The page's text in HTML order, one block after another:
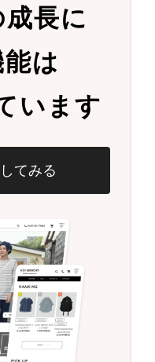
長に
は
います
てみる